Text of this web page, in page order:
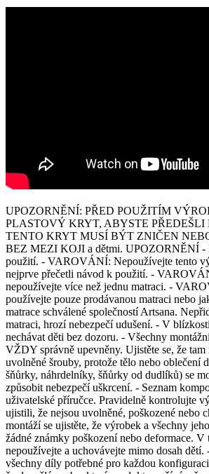
UPOZORNĚNÍ: PŘED POUŽITÍM
PLASTOVÝ KRYT, ABYSTE
TENTO KRYT MUSÍ BÝT ZNIČEN
BEZ MEZI KOJI a dětmi. UPOZORNĚNÍ -
použití. - VAROVÁNÍ: Nepoužívejte tento
nejprve přečetli návod k použití. -
nepoužívejte více než jednu matraci. -
používejte pouze prodávanou matraci nebo
matrace schválené společností Artsana.
matraci, hrozí nebezpečí udušení. - V
nechávat děti bez dozoru. - Všechny
VŽDY správně upevněny. Ujistěte se, že tam
uvolněné šrouby, protože tělo nebo oblečení
šňůrky, náhrdelníky, šňůrky od dudlíků) se
způsobit nebezpečí uškrcení. - Seznam
uživatelské příručce. Pravidelně kontrolujte
ujistili, že nejsou uvolněné, poškozené nebo
montáží se ujistěte, že výrobek a všechny
žádné známky poškození nebo deformace. V
nepoužívejte a uchovávejte mimo dosah
všechny díly potřebné pro každou